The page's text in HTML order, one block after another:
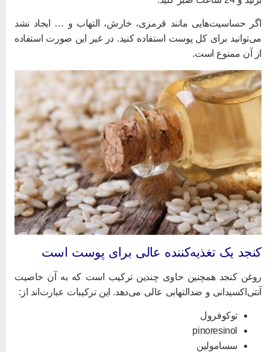
حساسیت‌هایی مانند قرمزی، خارش، التهاب و … ایجاد نشد
برای کل پوست استفاده کنید. در غیر این صورت استفاده
آن ممنوع است.
یک تغذیه‌کننده عالی برای پوست است
کنجد همچنین حاوی چندین ترکیب است که به آن خاصیت
و ضدالتهابی عالی می‌دهد. این ترکیبات عبارت‌اند از:
توکوفرول
pinoresinol
سسامولین